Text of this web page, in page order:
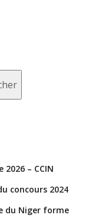
– CCIN
concours 2024
du Niger forme